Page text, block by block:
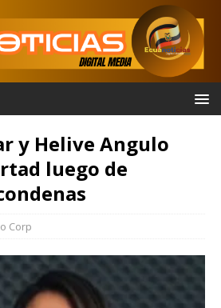
y Helive Angulo
luego de
Corp